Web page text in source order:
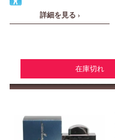
詳細を見る ›
在庫切れ